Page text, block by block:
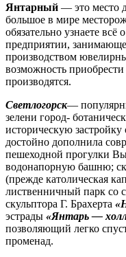
Янтарный — это место
большое в мире
обязательно узнаете
предприятии,
производством
возможность приобрести
производятся.
Светлогорск—
зелени город-
историческую
достойно дополнила
пешеходной прогулки
водонапорную башню;
(прежде католическая
лиственничный парк со
скульптора Г. Брахерта
эстрады «Янтарь —
позволяющий легко
променад.